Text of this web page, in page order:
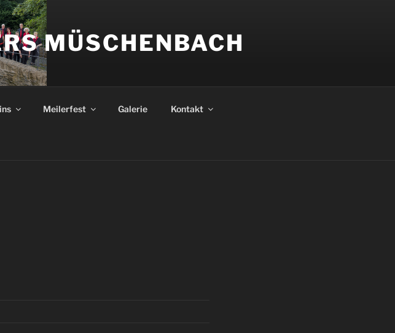
MÜSCHENBACH
Meilerfest Galerie Kontakt